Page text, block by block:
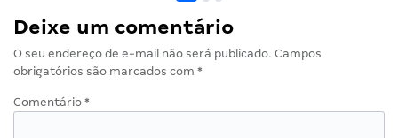
Deixe um comentário
O seu endereço de e-mail não será publicado. Campos
obrigatórios são marcados com *
Comentário *